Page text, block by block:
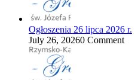
Ogłoszenia 26 lipca 2026 r.
July 26, 20260 Comment